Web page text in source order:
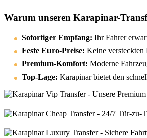
Warum unseren Karapinar-
Sofortiger Empfang: Ihr Fahrer
Feste Euro-Preise: Keine versteckten
Premium-Komfort: Moderne
Top-Lage: Karapinar bietet den